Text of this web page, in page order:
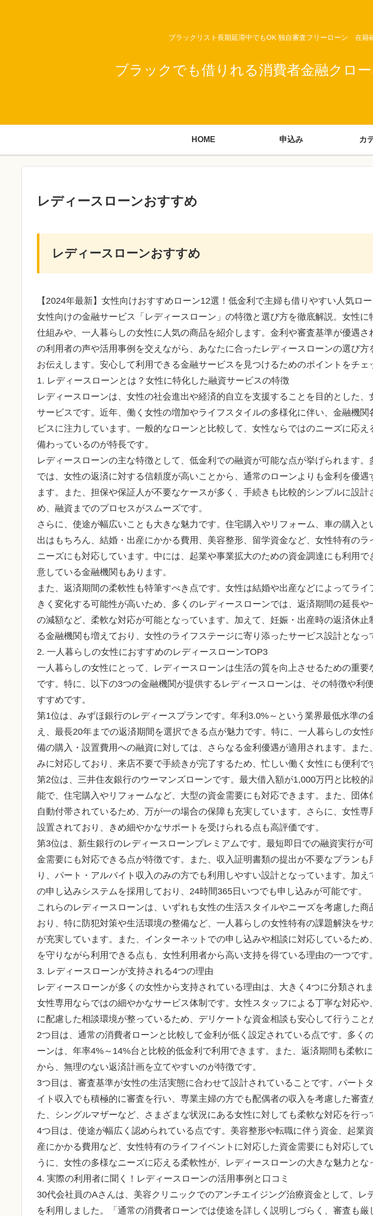
ブラックリスト長期延滞中でもOK 独自審査フリーローン 在籍
ブラックでも借りれる消費者金融クロ
HOME 申込み カ
レディースローンおすすめ
レディースローンおすすめ
【2024年最新】女性向けおすすめローン12選！低金利で主婦も借りやすい人気ロ
女性向けの金融サービス「レディースローン」の特徴と選び方を徹底解説。女性に
仕組みや、一人暮らしの女性に人気の商品を紹介します。金利や審査基準が優遇さ
の利用者の声や活用事例を交えながら、あなたに合ったレディースローンの選び方
お伝えします。安心して利用できる金融サービスを見つけるためのポイントをチェ
1. レディースローンとは？女性に特化した融資サービスの特徴
レディースローンは、女性の社会進出や経済的自立を支援することを目的とした、
サービスです。近年、働く女性の増加やライフスタイルの多様化に伴い、金融機関
ビスに注力しています。一般的なローンと比較して、女性ならではのニーズに応え
備わっているのが特長です。
レディースローンの主な特徴として、低金利での融資が可能な点が挙げられます。
では、女性の返済に対する信頼度が高いことから、通常のローンよりも金利を優遇
ます。また、担保や保証人が不要なケースが多く、手続きも比較的シンプルに設計
め、融資までのプロセスがスムーズです。
さらに、使途が幅広いことも大きな魅力です。住宅購入やリフォーム、車の購入と
出はもちろん、結婚・出産にかかる費用、美容整形、留学資金など、女性特有のラ
ニーズにも対応しています。中には、起業や事業拡大のための資金調達にも利用で
意している金融機関もあります。
また、返済期間の柔軟性も特筆すべき点です。女性は結婚や出産などによってライ
きく変化する可能性が高いため、多くのレディースローンでは、返済期間の延長や
の減額など、柔軟な対応が可能となっています。加えて、妊娠・出産時の返済休止
る金融機関も増えており、女性のライフステージに寄り添ったサービス設計となっ
2. 一人暮らしの女性におすすめのレディースローンTOP3
一人暮らしの女性にとって、レディースローンは生活の質を向上させるための重要
です。特に、以下の3つの金融機関が提供するレディースローンは、その特徴や利
すすめです。
第1位は、みずほ銀行のレディースプランです。年利3.0%～という業界最低水準の
え、最長20年までの返済期間を選択できる点が魅力です。特に、一人暮らしの女性
備の購入・設置費用への融資に対しては、さらなる金利優遇が適用されます。また
みに対応しており、来店不要で手続きが完了するため、忙しい働く女性にも便利で
第2位は、三井住友銀行のウーマンズローンです。最大借入額が1,000万円と比較的
能で、住宅購入やリフォームなど、大型の資金需要にも対応できます。また、団体
自動付帯されているため、万が一の場合の保障も充実しています。さらに、女性専
設置されており、きめ細やかなサポートを受けられる点も高評価です。
第3位は、新生銀行のレディースローンプレミアムです。最短即日での融資実行が
金需要にも対応できる点が特徴です。また、収入証明書類の提出が不要なプランも
り、パート・アルバイト収入のみの方でも利用しやすい設計となっています。加え
の申し込みシステムを採用しており、24時間365日いつでも申し込みが可能です。
これらのレディースローンは、いずれも女性の生活スタイルやニーズを考慮した商
おり、特に防犯対策や生活環境の整備など、一人暮らしの女性特有の課題解決をサ
が充実しています。また、インターネットでの申し込みや相談に対応しているため
を守りながら利用できる点も、女性利用者から高い支持を得ている理由の一つです。
3. レディースローンが支持される4つの理由
レディースローンが多くの女性から支持されている理由は、大きく4つに分類されま
女性専用ならではの細やかなサービス体制です。女性スタッフによる丁寧な対応や
に配慮した相談環境が整っているため、デリケートな資金相談も安心して行うこと
2つ目は、通常の消費者ローンと比較して金利が低く設定されている点です。多く
ーンは、年率4%～14%台と比較的低金利で利用できます。また、返済期間も柔軟
から、無理のない返済計画を立てやすいのが特徴です。
3つ目は、審査基準が女性の生活実態に合わせて設計されていることです。パート
イト収入でも積極的に審査を行い、専業主婦の方でも配偶者の収入を考慮した審査
た、シングルマザーなど、さまざまな状況にある女性に対しても柔軟な対応を行っ
4つ目は、使途が幅広く認められている点です。美容整形や転職に伴う資金、起業
産にかかる費用など、女性特有のライフイベントに対応した資金需要にも対応して
うに、女性の多様なニーズに応える柔軟性が、レディースローンの大きな魅力とな
4. 実際の利用者に聞く！レディースローンの活用事例と口コミ
30代会社員のAさんは、美容クリニックでのアンチエイジング治療資金として、レ
を利用しました。「通常の消費者ローンでは使途を詳しく説明しづらく、審査も厳